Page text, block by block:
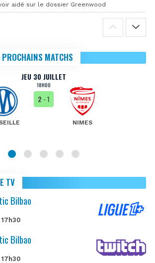
aidé sur le dossier Greenwood
MATCHS
JEU 30 JUILLET
18H00
2 - 1
NIMES
TV
Bilbao
Bilbao